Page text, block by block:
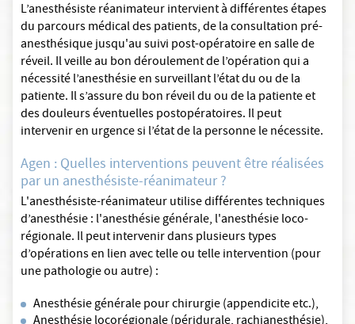
L’anesthésiste réanimateur intervient à différentes étapes
du parcours médical des patients, de la consultation pré-
anesthésique jusqu'au suivi post-opératoire en salle de
réveil. Il veille au bon déroulement de l’opération qui a
nécessité l’anesthésie en surveillant l’état du ou de la
patiente. Il s’assure du bon réveil du ou de la patiente et
des douleurs éventuelles postopératoires. Il peut
intervenir en urgence si l’état de la personne le nécessite.
Agen : Quelles interventions peuvent être réalisées
par un anesthésiste-réanimateur ?
L'anesthésiste-réanimateur utilise différentes techniques
d’anesthésie : l'anesthésie générale, l'anesthésie loco-
régionale. Il peut intervenir dans plusieurs types
d’opérations en lien avec telle ou telle intervention (pour
une pathologie ou autre) :
Anesthésie générale pour chirurgie (appendicite etc.),